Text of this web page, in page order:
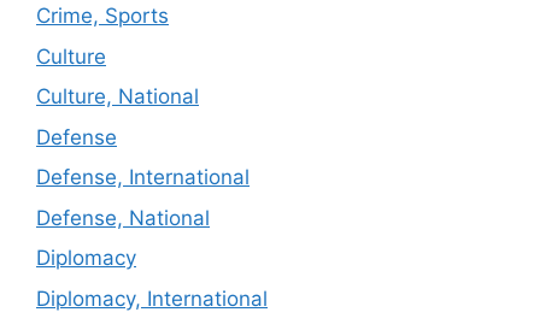
Crime, Sports
Culture
Culture, National
Defense
Defense, International
Defense, National
Diplomacy
Diplomacy, International